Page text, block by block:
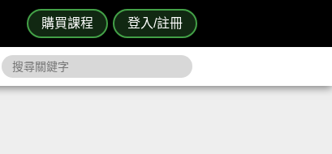
購買課程 登入/註冊